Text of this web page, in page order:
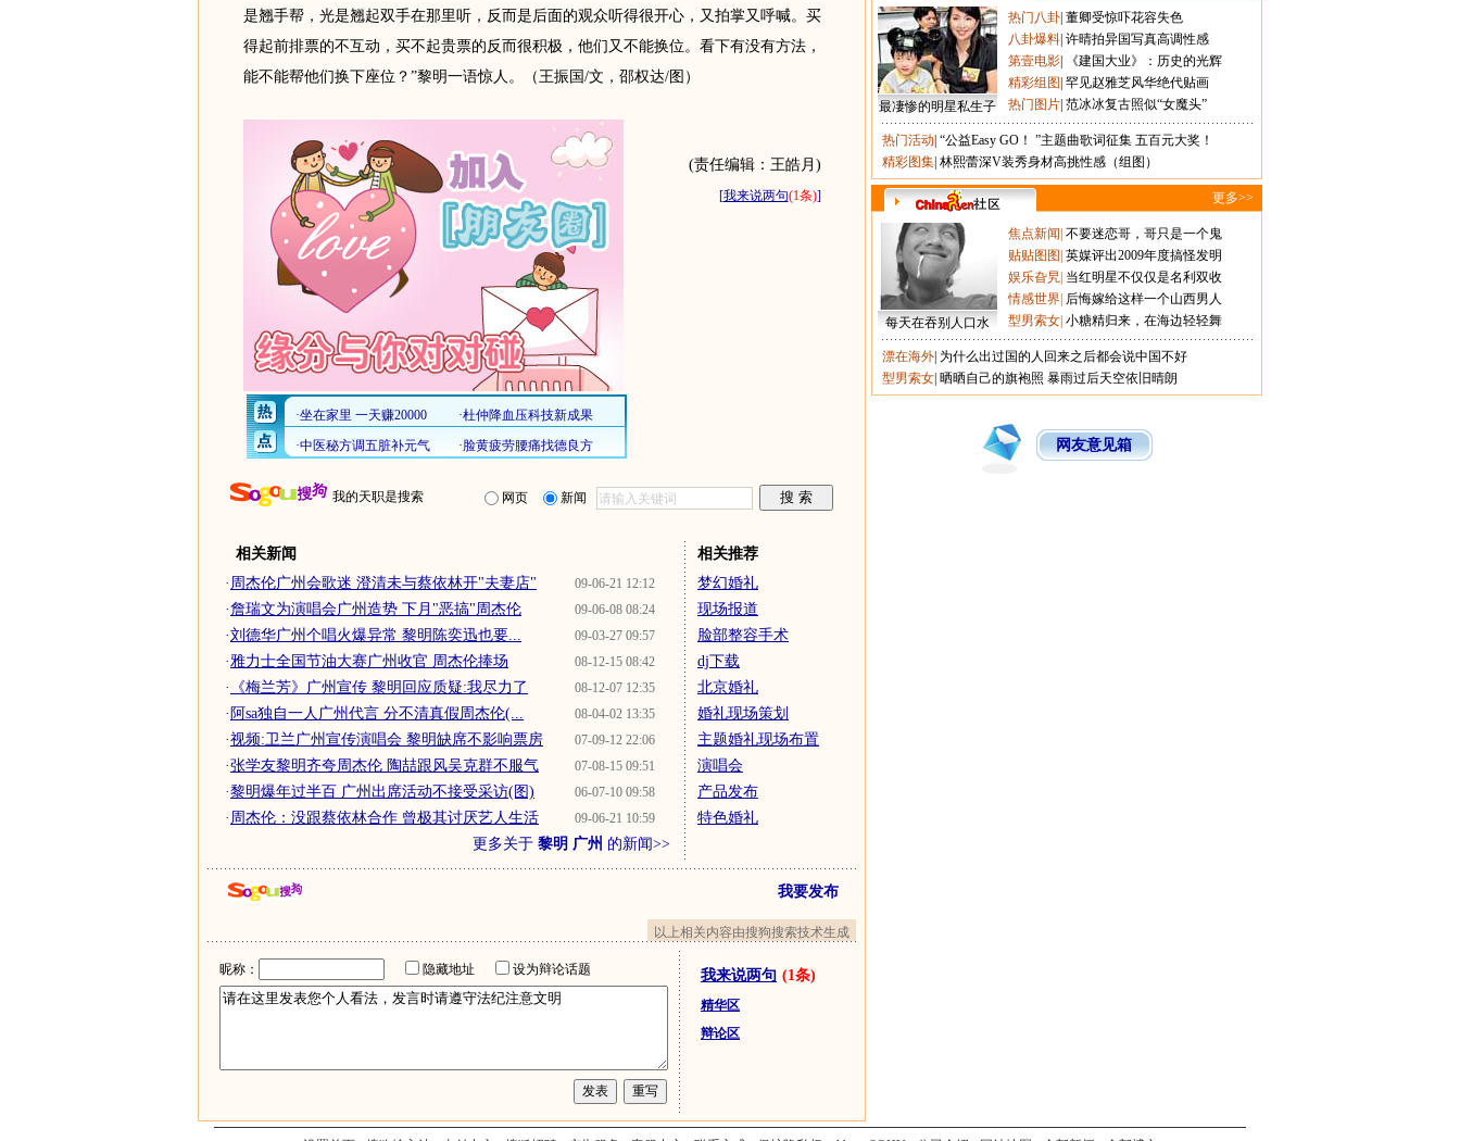
是翘手帮，光是翘起双手在那里听，反而是后面的观众听得很开心，又拍掌又呼喊。买
得起前排票的不互动，买不起贵票的反而很积极，他们又不能换位。看下有没有方法，
能不能帮他们换下座位？”黎明一语惊人。（王振国/文，邵权达/图）
(责任编辑：王皓月)
[我来说两句(1条)]
我的天职是搜索 网页 新闻
相关新闻
09-06-21 12:12
· 周杰伦广州会歌迷 澄清未与蔡依林开"夫妻店"
09-06-08 08:24
·詹瑞文为演唱会广州造势 下月"恶搞"周杰伦
09-03-27 09:57
·刘德华广州个唱火爆异常 黎明陈奕迅也要...
08-12-15 08:42
·雅力士全国节油大赛广州收官 周杰伦捧场
08-12-07 12:35
· 《梅兰芳》广州宣传 黎明回应质疑:我尽力了
08-04-02 13:35
· 阿sa独自一人广州代言 分不清真假周杰伦(...
07-09-12 22:06
·视频:卫兰广州宣传演唱会 黎明缺席不影响票房
07-08-15 09:51
·张学友黎明齐夸周杰伦 陶喆跟风吴克群不服气
06-07-10 09:58
·黎明爆年过半百 广州出席活动不接受采访(图)
09-06-21 10:59
· 周杰伦：没跟蔡依林合作 曾极其讨厌艺人生活
更多关于 黎明 广州 的新闻>>
相关推荐
梦幻婚礼
现场报道
脸部整容手术
dj下载
北京婚礼
婚礼现场策划
主题婚礼现场布置
演唱会
产品发布
特色婚礼
我要发布
以上相关内容由搜狗搜索技术生成
昵称： 隐藏地址 设为辩论话题 我来说两句 (1条)
精华区
辩论区
最凄惨的明星私生子
热门八卦 董卿受惊吓花容失色
八卦爆料 许晴拍异国写真高调性感
第壹电影
《建国大业》：历史的光辉
精彩组图 罕见赵雅芝风华绝代贴画
热门图片 范冰冰复古照似“女魔头”
热门活动 “公益Easy GO！ ”主题曲歌词征集 五百元大奖！
精彩图集 林熙蕾深V装秀身材高挑性感（组图）
更多>>
每天在吞别人口水
焦点新闻 不要迷恋哥，哥只是一个鬼
贴贴图图 英媒评出2009年度搞怪发明
娱乐旮旯 当红明星不仅仅是名利双收
情感世界 后悔嫁给这样一个山西男人
型男索女 小糖精归来，在海边轻轻舞
漂在海外 为什么出过国的人回来之后都会说中国不好
型男索女 晒晒自己的旗袍照 暴雨过后天空依旧晴朗
网友意见箱